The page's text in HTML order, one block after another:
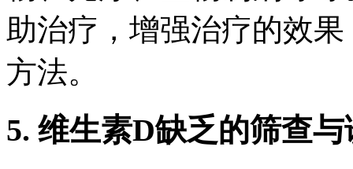
助治疗，增强治疗的效
方法。
5. 维生素D缺乏的筛查与